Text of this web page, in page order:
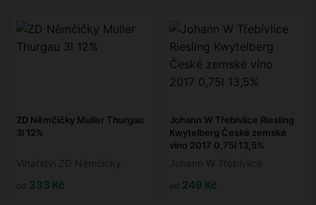
ZD Němčičky Muller Thurgau
3l 12%
Vinařství ZD Němčičky
333 Kč
Johann W Třebívlice Riesling
Kwytelberg České zemské
víno 2017 0,75l 13,5%
Johann W Třebívlice
249 Kč